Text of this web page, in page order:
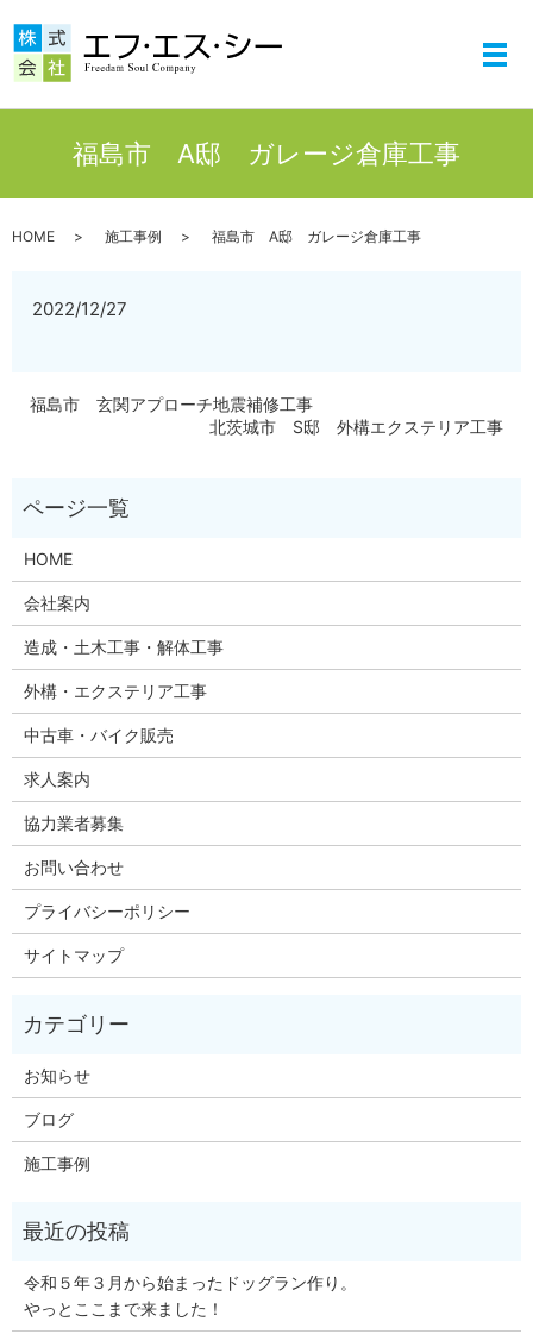
メ
福島市 A邸 ガレージ倉庫工事
HOME 施工事例 福島市 A邸 ガレージ倉庫工事
2022/12/27
福島市 玄関アプローチ地震補修工事
北茨城市 S邸 外構エクステリア工事
HOME
会社案内
造成・土木工事・解体工事
外構・エクステリア工事
中古車・バイク販売
求人案内
協力業者募集
お問い合わせ
プライバシーポリシー
サイトマップ
お知らせ
ブログ
施工事例
令和５年３月から始まったドッグラン作り。
やっとここまで来ました！